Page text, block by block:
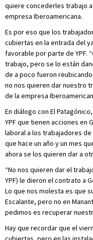
quiere concederles trabajo
empresa Iberoamericana.
Es por eso que los
cubiertas en la entrada del
favorable por parte de YPF.
trabajo, pero se lo están
de a poco fueron
no nos quieren dar nuestro
de la empresa
En diálogo con El
YPF que tienen acciones en
laboral a los trabajadores
que hace un año y un mes
ahora se los quieren dar a
“No nos quieren dar el
YPF) le dieron el contrato a
Lo que nos molesta es que
Escalante, pero no en
pedimos es recuperar
Hay que recordar que el